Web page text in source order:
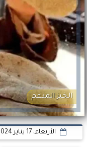
الخبز المدعم
الأربعاء، 17 يناير 2024